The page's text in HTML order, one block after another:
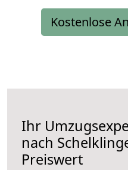
Kostenlose
Ihr
nach
Preiswert